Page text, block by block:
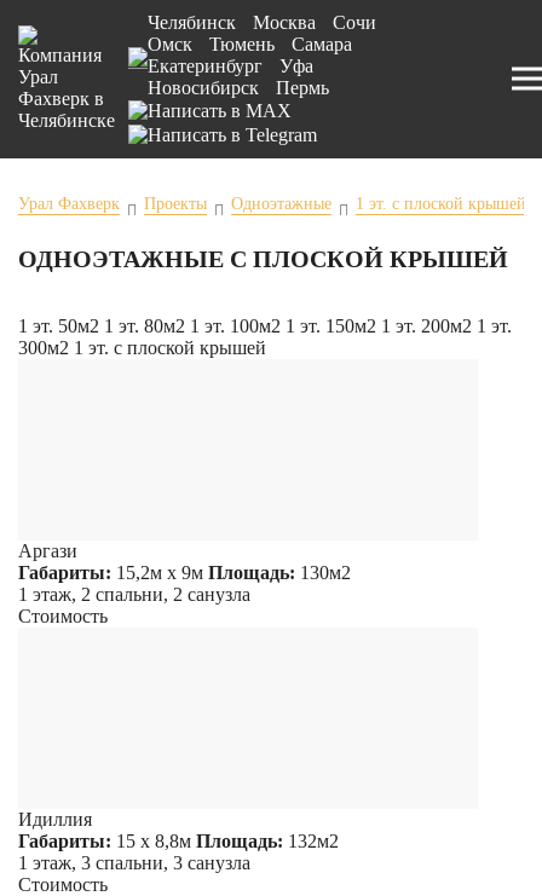
Челябинск Москва
Сочи
Омск
Тюмень
Самара
Екатеринбург
Уфа
Новосибирск
Пермь
Урал Фахверк Проекты Одноэтажные 1 эт. с плоской крышей
ОДНОЭТАЖНЫЕ С ПЛОСКОЙ КРЫШЕЙ
1 эт. 50м2 1 эт. 80м2 1 эт. 100м2 1 эт. 150м2 1 эт. 200м2 1 эт.
300м2 1 эт. с плоской крышей
Аргази
Габариты: 15,2м х 9м Площадь: 130м2
1 этаж, 2 спальни, 2 санузла
Стоимость
Идиллия
Габариты: 15 х 8,8м Площадь: 132м2
1 этаж, 3 спальни, 3 санузла
Стоимость